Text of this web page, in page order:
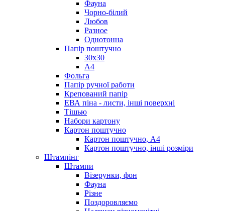
Фауна
Чорно-білий
Любов
Разное
Однотонна
Папір поштучно
30х30
А4
Фольга
Папір ручної работи
Крепований папір
ЕВА піна - листи, інші поверхні
Тішью
Набори картону
Картон поштучно
Картон поштучно, А4
Картон поштучно, інші розміри
Штампінг
Штампи
Візерунки, фон
Фауна
Різне
Поздоровляємо